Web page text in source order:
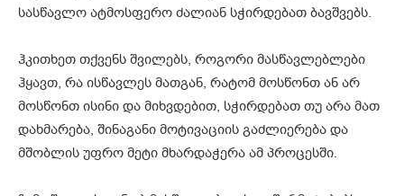
სასწავლო ატმოსფერო ძალიან სჭირდებათ ბავშვებს.
ჰკითხეთ თქვენს შვილებს, როგორი მასწავლებლები
ჰყავთ, რა ისწავლეს მათგან, რატომ მოსწონთ ან არ
მოსწონთ ისინი და მიხვდებით, სჭირდებათ თუ არა მათ
დახმარება, შინაგანი მოტივაციის გაძლიერება და
მშობლის უფრო მეტი მხარდაჭერა ამ პროცესში.